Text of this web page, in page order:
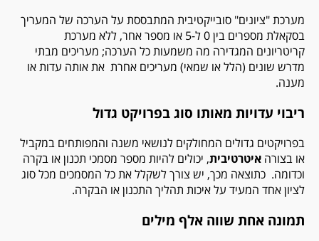
מערכת "ציונים" סובייקטיבית המתבססת על הערכה של המעריך
בסקאלת מספרים בין 0 ל-5 או מספר אחר, ללא מערכת
קריטריונים המגדירה מה משמעות כל הערכה; מעריכים מבתי
מדרש שונים (הלל או שמאי) מעריכים אחרת את אותה עדות או
מענה.
ריבוי עדויות מאותו סוג בפרויקט גדול
בפרויקטים גדולים המחולקים לנושאי משנה והמפותחים במקביל
או בצורה איטרטיבית, יכולים להיות מספר מסמכי תכנון או בקרה
וכדומה. כתוצאה מכך, יש צורך לשקלל את כל המסמכים מכל סוג
לציון אחד המעיד על איכות תהליך התכנון או הבקרה.
תמונה אחת שווה אלף מילים